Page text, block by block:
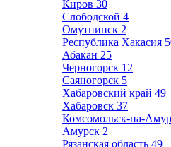
Киров 30
Слободской 4
Омутнинск 2
Республика Хакасия
Абакан 25
Черногорск 12
Саяногорск 5
Хабаровский край 49
Хабаровск 37
Комсомольск-на-
Амурск 2
Рязанская область 49